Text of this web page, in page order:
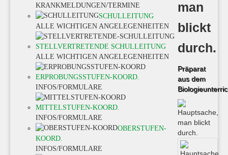
man
blickt
durch.
Präparat
aus dem
KRANKMELDUNGEN/TERMINE
SCHULLEITUNG
ALLE WICHTIGEN ANGELEGENHEITEN
STELLVERTRETENDE SCHULLEITUNG
ALLE WICHTIGEN ANGELEGENHEITEN
ERPROBUNGSSTUFEN-KOORD.
INFOS/FORMULARE
MITTELSTUFEN-KOORD.
INFOS/FORMULARE
OBERSTUFEN-
KOORD.
INFOS/FORMULARE